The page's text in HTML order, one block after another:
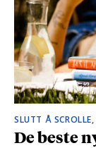
SLUTT Å
De beste